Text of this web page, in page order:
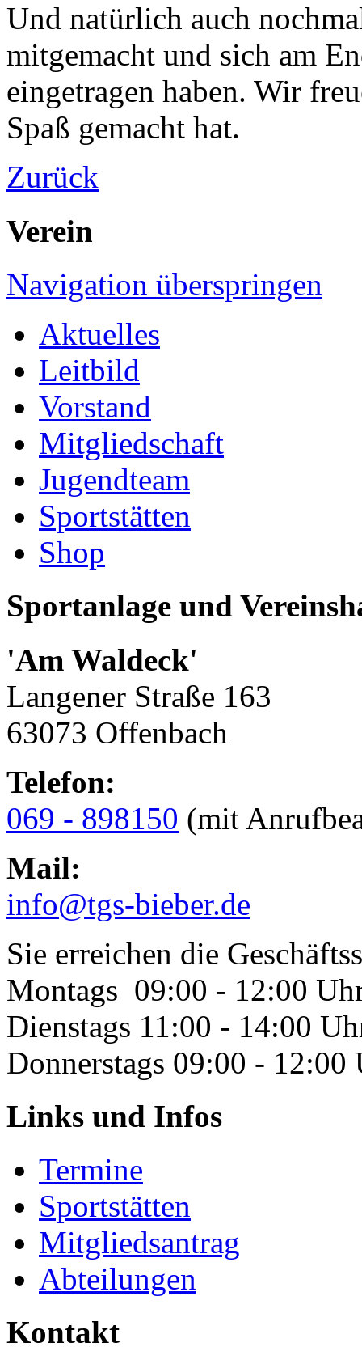
Und natürlich auch
mitgemacht und sich am
eingetragen haben. Wir
Spaß gemacht hat.
Zurück
Verein
Navigation überspringen
Aktuelles
Leitbild
Vorstand
Mitgliedschaft
Jugendteam
Sportstätten
Shop
Sportanlage und
'Am Waldeck'
Langener Straße 163
63073 Offenbach
Telefon:
069 - 898150 (mit
Mail:
info@tgs-bieber.de
Sie erreichen die
Montags 09:00 - 12:00
Dienstags 11:00 - 14:00
Donnerstags 09:00 - 12:00
Links und Infos
Termine
Sportstätten
Mitgliedsantrag
Abteilungen
Kontakt